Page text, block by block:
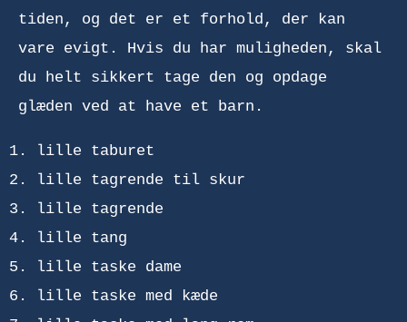
tiden, og det er et forhold, der kan
vare evigt. Hvis du har muligheden, skal
du helt sikkert tage den og opdage
glæden ved at have et barn.
lille taburet
lille tagrende til skur
lille tagrende
lille tang
lille taske dame
lille taske med kæde